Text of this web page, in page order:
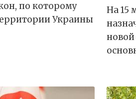
по которому
Украины
На 15
новой